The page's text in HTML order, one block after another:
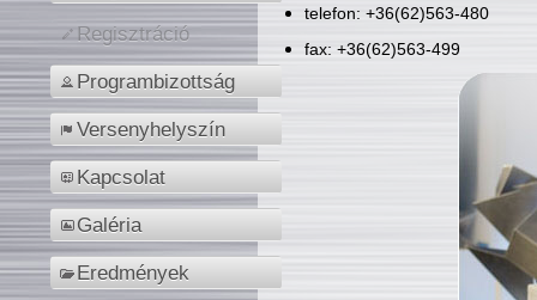
Regisztráció
Programbizottság
Versenyhelyszín
Kapcsolat
Galéria
Eredmények
telefon: +36(62)563-480
fax: +36(62)563-499